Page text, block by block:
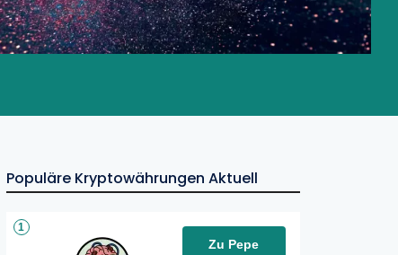
Populäre Kryptowährungen Aktuell
1
Zu Pepe